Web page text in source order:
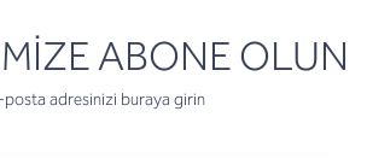
ABONE OLUN
posta adresinizi buraya girin
newsletter